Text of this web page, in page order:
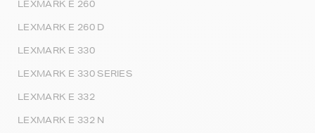
LEXMARK E 260
LEXMARK E 260 D
LEXMARK E 330
LEXMARK E 330 SERIES
LEXMARK E 332
LEXMARK E 332 N